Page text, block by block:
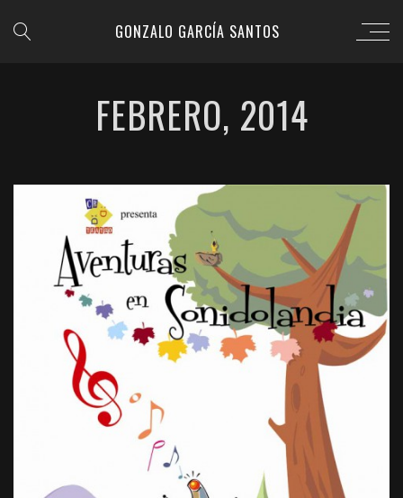
GONZALO GARCÍA SANTOS
FEBRERO, 2014